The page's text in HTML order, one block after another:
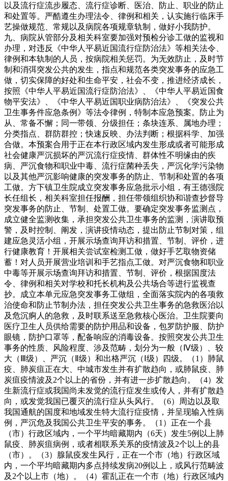
以及流行症流步履态、流行症诊断、医治、防止、职业的防止
和处置等。严酷遵生办理法令、律例和相关，认实施行临床手
艺操做规范、常规以及病院各项规章轨制，做好小我防护。
九、病院从管部分及相关科室要加强对预检分诊工做的监视和
办理，对违反《中华人平易近国流行症防治法》等相关法令、
律例和本轨制的人员，按病院相关惩罚。为无效防止，及时节
制和消弭突发公共的发生，指点和规范各类突发事务的应急工
做，切实保障的好处和生命平安，社会不变，推进经济成长，
按照《中华人平易近国流行症防治法》、《中华人平易近国食
物平安法》、《中华人平易近国职业病防治法》、《突发公共
卫生事务件应急条例》等法令律例，特制本应急预案。防止为
从、常备不懈；同一带领、分级担任；条块连系、属地办理；
分类指点、群防群控；快速反映、办法判断；根据科学、加强
合做。本预案合用于正在本行政区域内发生形成或者可能形成
社会健康严沉损坏的严沉流行症疫情、群体性不明缘由的疾
病、严沉食物和职业中毒、流行症菌种丢失，严沉化学污染物
以及其他严沉影响健康的突发事务的防止、节制和处置的各项
工做。方下镇卫生院成立突发事务应急批示小组，有王德强院
长任组长，相关科室担任报酬，担任带领组织协和谐查抄督导
突发事务的防止、节制、处置工做。要确定突发事务监测点，
成立健全监测收集，承担突发公共卫生事务的监测，演讲取预
警，及时控制、阐发，演讲疫情动态，提出防止节制对策，组
建应急灵活小组，开展示场查询拜访和措置、节制、评价，进
行健康教育！开展相关尝试室检测工做，做好手艺取物资储
蓄！对人员开展营业培训和手艺指点工做。对严沉食物和职业
中毒等开展示场查询拜访和措置、节制、评价，根据国度法
令、律例和相关对学校和托长机构及公共场合等进行监视查
抄。成立本单元应急突发事务工做组，全面落实院内的各项救
治使命和防止节制办法，担任突发公共卫生事务的急救医治以
及危沉痾人的急救，及时联系送至急救核心医治。卫生院要向
医疗卫生人员供给需要的防护用品和设备，包罗防护服、防护
眼镜，防护口罩等，配备响应的消毒设备。按照突发公共卫生
事务的性质、风险程度、涉及范畴，划分为一般（Ⅳ级）、较
大（Ⅲ级）、严沉（Ⅱ级）和出格严沉（Ⅰ级）四级。（1）肺鼠
疫、肺炭疽正在大、中城市发生并有扩散趋向，或肺鼠疫、肺
炭疽疫情波及2个以上的省份，并有进一步扩散趋向。（4）发
生新流行症或我国尚未发觉的流行症发生或传人，并有扩散趋
向，或发觉我国已覆灭的流行症从头风行。（6）周边以及取
我国通航的国度和地域发生特大流行症疫情，并呈现输入性病
例，严沉危及我国公共卫生平安的事务。（1）正在一个县
（市）行政区域内，一个平均暗藏期内（6天）发生5例以上肺
鼠疫、肺炭疽病例，或者相联系关系的疫情波及2个以上的县
（市）。（3）腺鼠疫发生风行，正在一个市（地）行政区域
内，一个平均暗藏期内多点持续发病20例以上，或风行范畴波
及2个以上市（地）。（4）霍乱正在一个市（地）行政区域内